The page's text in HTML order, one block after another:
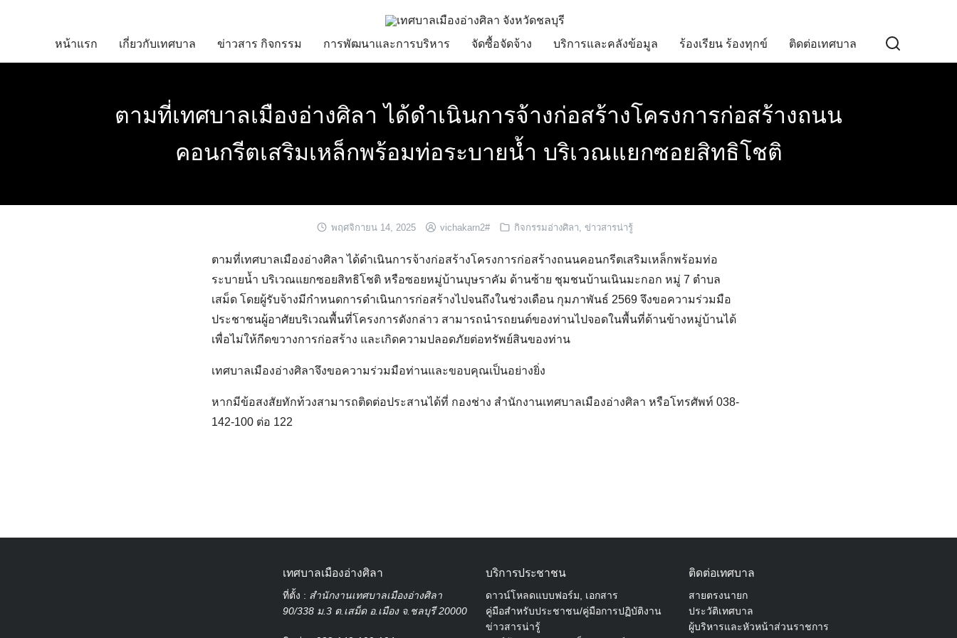
หน้าแรก เกี่ยวกับเทศบาล ข่าวสาร กิจกรรม การพัฒนาและการบริหาร จัดซื้อจัดจ้าง บริการและคลังข้อมูล ร้องเรียน ร้องทุกข์ ติดต่อเทศบาล
Search
ตามที่เทศบาลเมืองอ่างศิลา ได้ดำเนินการจ้างก่อสร้างโครงการก่อสร้างถนน
คอนกรีตเสริมเหล็กพร้อมท่อระบายน้ำ บริเวณแยกซอยสิทธิโชติ
พฤศจิกายน 14, 2025 vichakarn2# กิจกรรมอ่างศิลา, ข่าวสารน่ารู้
ตามที่เทศบาลเมืองอ่างศิลา ได้ดำเนินการจ้างก่อสร้างโครงการก่อสร้างถนนคอนกรีตเสริมเหล็กพร้อมท่อ
ระบายน้ำ บริเวณแยกซอยสิทธิโชติ หรือซอยหมู่บ้านบุษราคัม ด้านซ้าย ชุมชนบ้านเนินมะกอก หมู่ 7 ตำบล
เสม็ด โดยผู้รับจ้างมีกำหนดการดำเนินการก่อสร้างไปจนถึงในช่วงเดือน กุมภาพันธ์ 2569 จึงขอความร่วมมือ
ประชาชนผู้อาศัยบริเวณพื้นที่โครงการดังกล่าว สามารถนำรถยนต์ของท่านไปจอดในพื้นที่ด้านข้างหมู่บ้านได้
เพื่อไม่ให้กีดขวางการก่อสร้าง และเกิดความปลอดภัยต่อทรัพย์สินของท่าน
เทศบาลเมืองอ่างศิลาจึงขอความร่วมมือท่านและขอบคุณเป็นอย่างยิ่ง
หากมีข้อสงสัยทักท้วงสามารถติดต่อประสานได้ที่ กองช่าง สำนักงานเทศบาลเมืองอ่างศิลา หรือโทรศัพท์ 038-
142-100 ต่อ 122
เทศบาลเมืองอ่างศิลา
ที่ตั้ง : สำนักงานเทศบาลเมืองอ่างศิลา
90/338 ม.3 ต.เสม็ด อ.เมือง จ.ชลบุรี 20000
บริการประชาชน
ดาวน์โหลดแบบฟอร์ม, เอกสาร
คู่มือสำหรับประชาชน/คู่มือการปฏิบัติงาน
ข่าวสารน่ารู้
ติดต่อเทศบาล
สายตรงนายก
ประวัติเทศบาล
ผู้บริหารและหัวหน้าส่วนราชการ